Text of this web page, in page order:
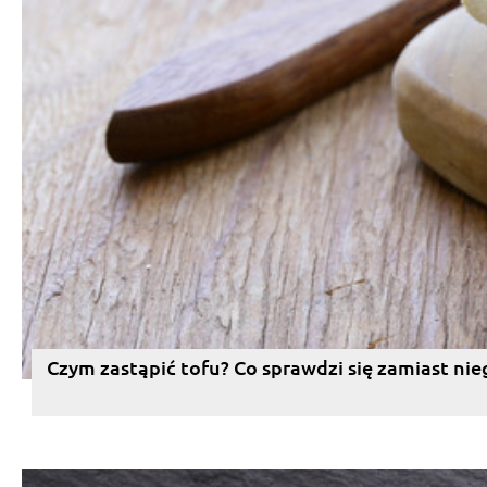
Czym zastąpić tofu? Co sprawdzi się zamiast